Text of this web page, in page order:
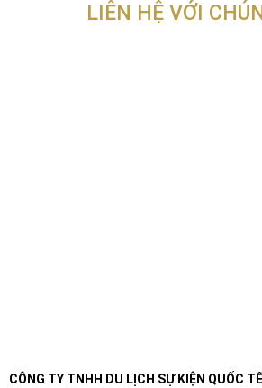
LIÊN HỆ VỚI
CÔNG TY TNHH DU LỊCH SỰ KIỆN QUỐC